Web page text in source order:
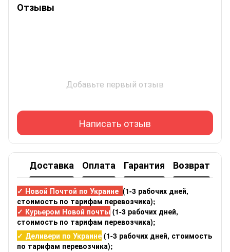
Отзывы
Добавьте первый отзыв
Написать отзыв
Доставка Оплата Гарантия Возврат
✓ Новой Почтой по Украине (1-3 рабочих дней,
стоимость по тарифам перевозчика);
✓ Курьером Новой почты (1-3 рабочих дней,
стоимость по тарифам перевозчика);
✓ Деливери по Украине (1-3 рабочих дней, стоимость
по тарифам перевозчика);